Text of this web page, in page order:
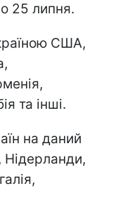
25 липня.
США,
та інші.
на даний
Нідерланди,